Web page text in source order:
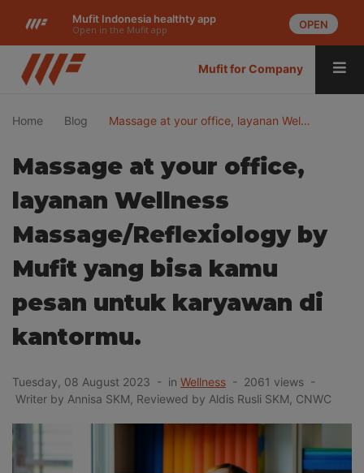
Mufit Indonesia healthty app
Open in the Mufit app OPEN
Mufit for Company
Home Blog Massage at your office, layanan Wel…
Massage at your office,
layanan Wellness
Massage/Reflexiology by
Mufit yang bisa kamu
pesan untuk karyawan di
kantormu.
Tuesday, 08 August 2023 - in Wellness - 2061 views -
Writer by Annisa SKM, Reviewed by Aldis Rusli SKM, CNWC